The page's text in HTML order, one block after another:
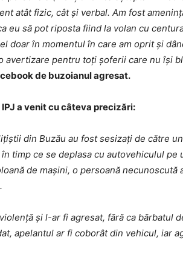
atât fizic, cât și verbal. Am fost
eu să pot riposta fiind la volan cu
doar în momentul în care am oprit și
avertizare pentru toți șoferii care nu își
de buzoianul agresat.
a venit cu câteva precizări:
din Buzău au fost sesizați de către
timp ce se deplasa cu autovehiculul pe
de mașini, o persoană necunoscută
și l-ar fi agresat, fără ca bărbatul
apelantul ar fi coborât din vehicul, iar